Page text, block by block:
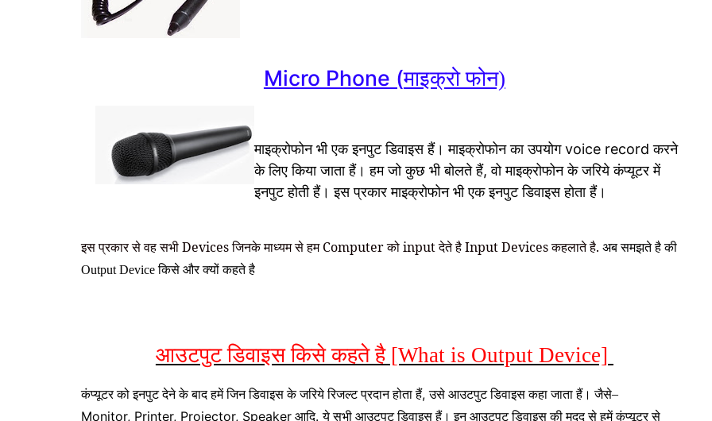
Micro Phone (माइक्रो फोन)
माइक्रोफोन भी एक इनपुट डिवाइस हैं। माइक्रोफोन का उपयोगvoice recordकरने
के लिए किया जाता हैं। हम जो कुछ भी बोलते हैं,वो माइक्रोफोन के जरिये कंप्यूटर में
इनपुट होती हैं। इस प्रकार माइक्रोफोन भी एक इनपुट डिवाइस होता हैं।
इस प्रकार से वह सभी Devices जिनके माध्यम से हम Computer को input देते है Input Devices कहलाते है. अब समझते है की
Output Device किसे और क्यों कहते है
आउटपुट डिवाइस किसे कहते है [What is Output Device]
कंप्यूटर को इनपुट देने के बाद हमें जिन डिवाइस के जरिये रिजल्ट प्रदान होता हैं,उसे आउटपुट डिवाइसकहा जाता हैं।जैसे–
Monitor, Printer, Projector, Speaker आदि.ये सभी आउटपुट डिवाइस हैं। इन आउटपुट डिवाइस की मदद से हमें कंप्यूटर से